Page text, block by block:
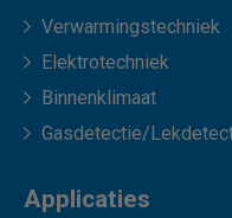
Verwarmingstechniek
Elektrotechniek
Binnenklimaat
Gasdetectie/
Applicaties